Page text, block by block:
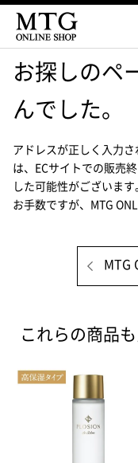
お探しのペ
んでした。
アドレスが正しく入力
は、
ECサイトでの販売
した可能性がございます
お手数ですが、MTG
MTG
これらの商品